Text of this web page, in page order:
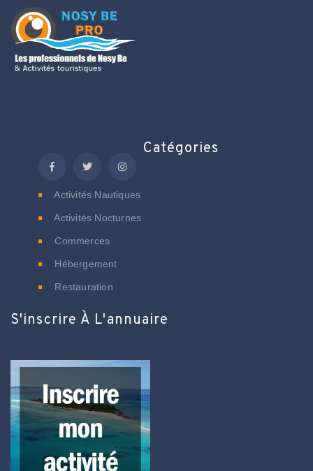
Catégories
Activités Nautiques
Activités Nocturnes
Commerces
Hébergement
Restauration
S'inscrire À L'annuaire